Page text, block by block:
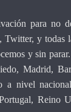
para no
y todas
y sin
Madrid,
a nivel
Reino